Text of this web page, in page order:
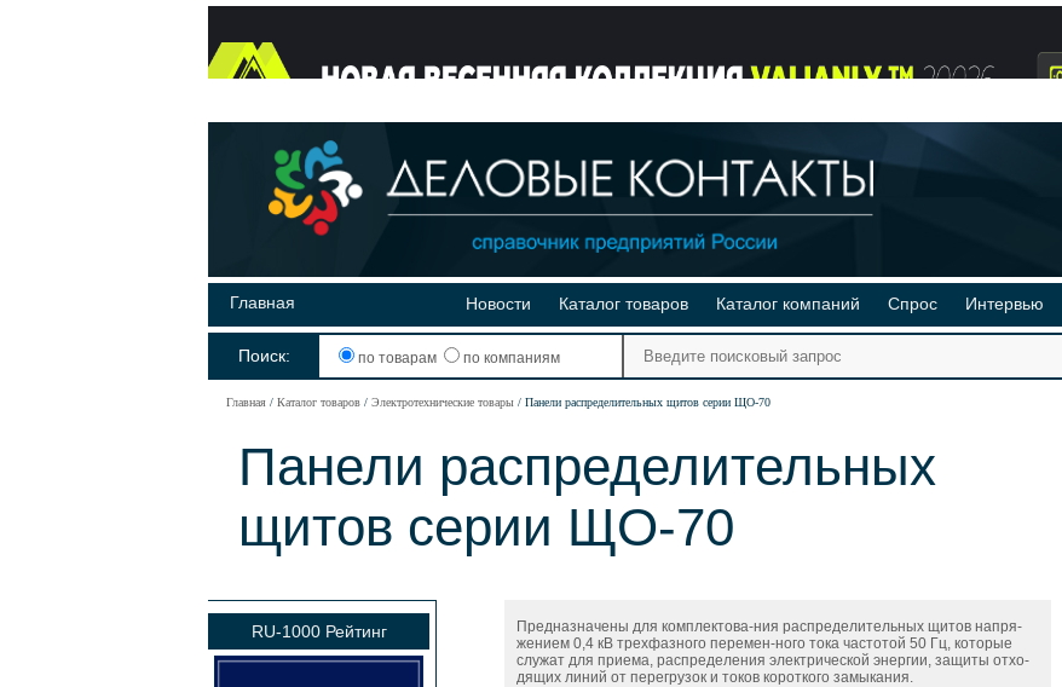
Главная Новости Каталог товаров Каталог компаний Спрос Интервью
Поиск: по товарам по компаниям
Главная Каталог товаров Электротехнические товары Панели распределительных щитов серии ЩО-70
Панели распределительных
щитов серии ЩО-70
RU-1000 Рейтинг
Предназначены для комплектова-ния распределительных щитов напря-
жением 0,4 кВ трехфазного перемен-ного тока частотой 50 Гц, которые
служат для приема, распределения электрической энергии, защиты отхо-
дящих линий от перегрузок и токов короткого замыкания.